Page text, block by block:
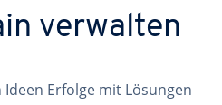
verwalten
Ideen Erfolge mit Lösungen